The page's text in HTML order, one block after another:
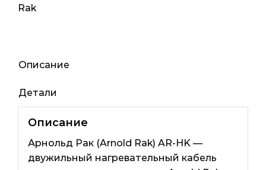
675ват
Rak
Описание
Детали
Описание
Арнольд Рак (Arnold Rak) AR-HK —
двужильный нагревательный кабель